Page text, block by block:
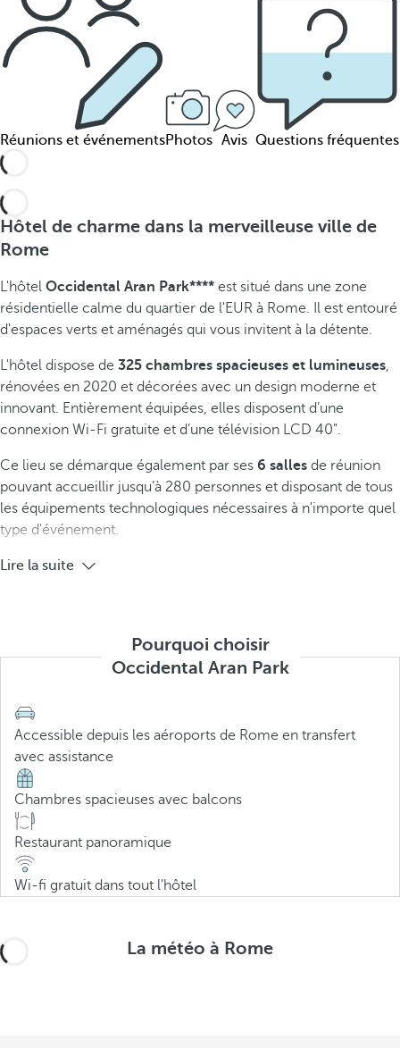
Réunions et événementsPhotos Avis Questions fréquentes
Hôtel de charme dans la merveilleuse ville de
Rome
L'hôtel Occidental Aran Park**** est situé dans une zone
résidentielle calme du quartier de l'EUR à Rome. Il est entouré
d'espaces verts et aménagés qui vous invitent à la détente.
L'hôtel dispose de 325 chambres spacieuses et lumineuses,
rénovées en 2020 et décorées avec un design moderne et
innovant. Entièrement équipées, elles disposent d’une
connexion Wi-Fi gratuite et d’une télévision LCD 40".
Ce lieu se démarque également par ses 6 salles de réunion
pouvant accueillir jusqu’à 280 personnes et disposant de tous
les équipements technologiques nécessaires à n'importe quel
type d'événement.
Lire la suite
Pourquoi choisir
Occidental Aran Park
Accessible depuis les aéroports de Rome en transfert
avec assistance
Chambres spacieuses avec balcons
Restaurant panoramique
Wi-fi gratuit dans tout l'hôtel
La météo à Rome